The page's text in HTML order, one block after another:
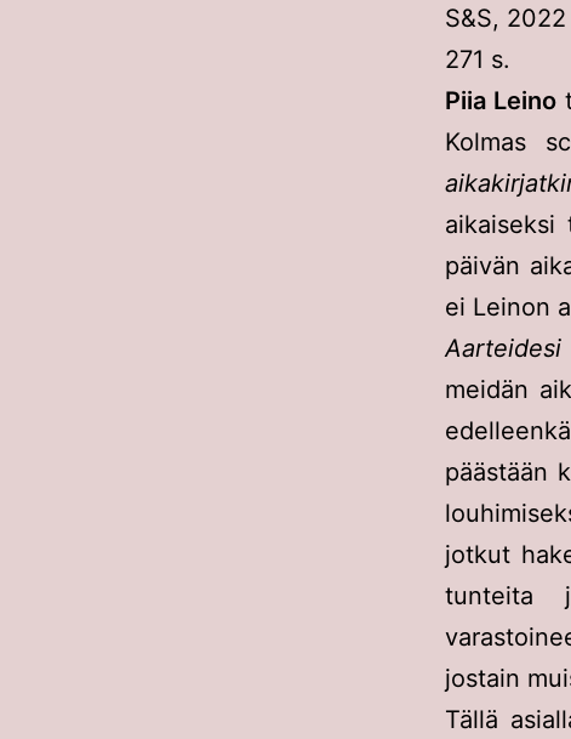
S&S, 2022
271 s.
Piia Leino
Kolmas
päivän
ei Leinon
Aarteidesi
meidän
päästään
jotkut
tunteita
jostain
Tällä